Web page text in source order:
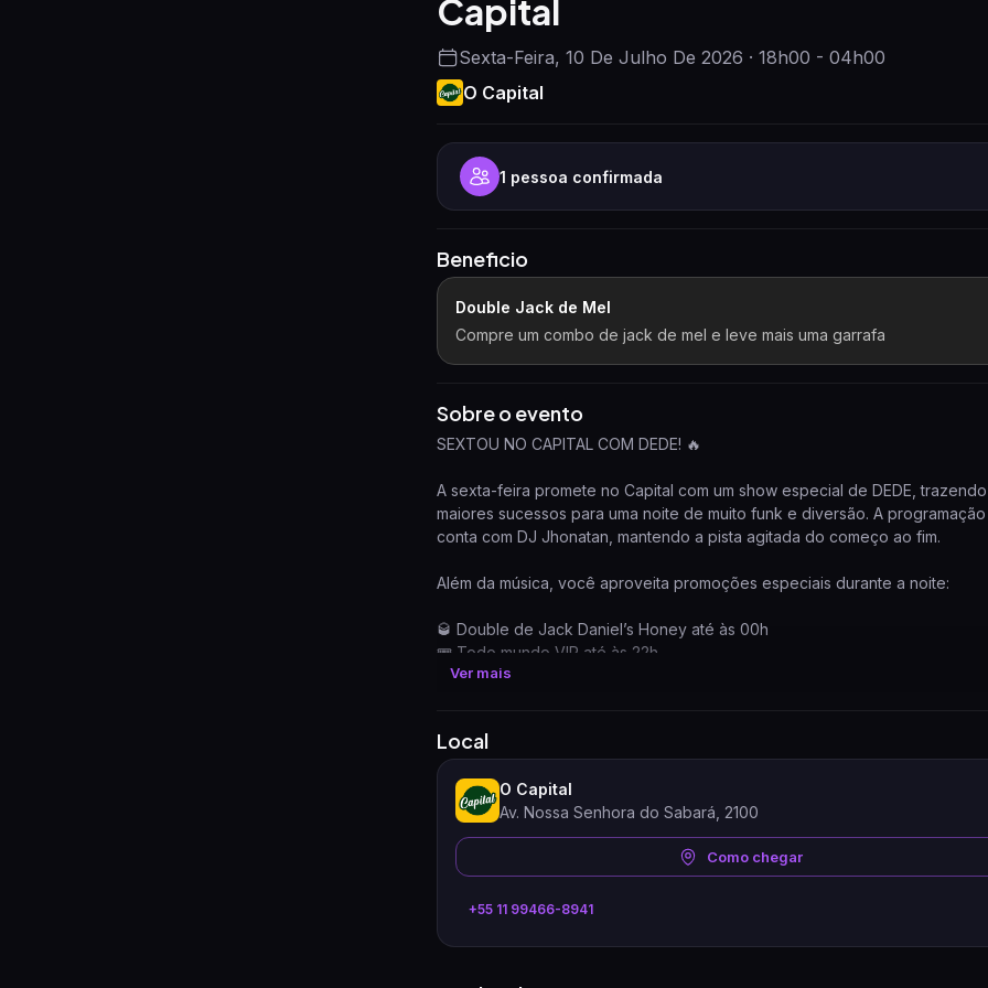
Capital
Sexta-Feira, 10 De Julho De 2026 · 18h00 - 04h00
O Capital
1 pessoa confirmada
Beneficio
Double Jack de Mel
Compre um combo de jack de mel e leve mais uma garrafa
Sobre o evento
SEXTOU NO CAPITAL COM DEDE! 🔥
A sexta-feira promete no Capital com um show especial de DEDE,
maiores sucessos para uma noite de muito funk e diversão. A
conta com DJ Jhonatan, mantendo a pista agitada do começo ao fim.
Além da música, você aproveita promoções especiais durante a noite:
🥃 Double de Jack Daniel’s Honey até às 00h
🎟️ Todo mundo VIP até às 22h
🕕 Abertura da casa às 18h
Ver mais
Local
O Capital
Av. Nossa Senhora do Sabará, 2100
Como chegar
+55 11 99466-8941